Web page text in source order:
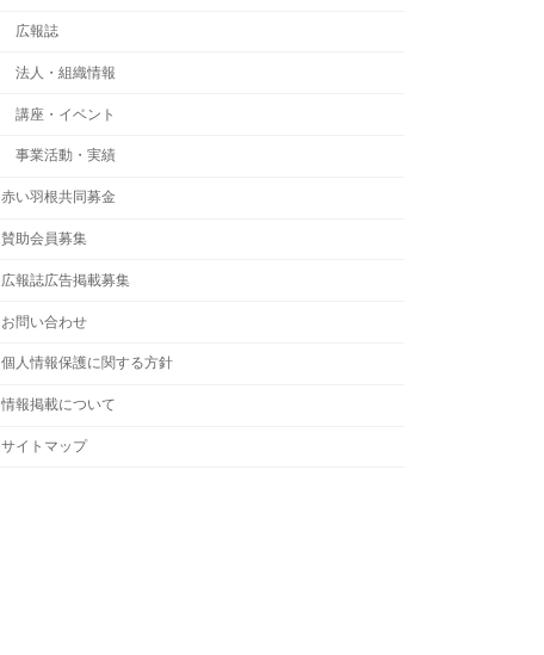
広報誌
法人・組織情報
講座・イベント
事業活動・実績
赤い羽根共同募金
賛助会員募集
広報誌広告掲載募集
お問い合わせ
個人情報保護に関する方針
情報掲載について
サイトマップ